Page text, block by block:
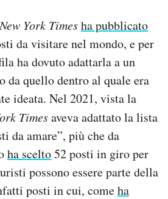
New York Timesha pubblicato
da visitare nel mondo, e per
ha dovuto adattarla a un
da quello dentro al quale era
ideata. Nel 2021, vista la
Timesaveva adattato la lista
da amare”, più che da
ha scelto52 posti in giro per
possono essere parte della
posti in cui, comeha